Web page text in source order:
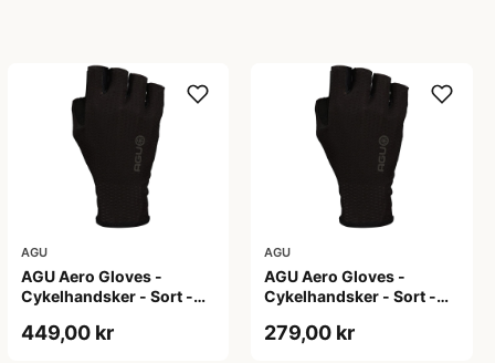
AGU
AGU Aero Gloves -
Cykelhandsker - Sort -
449,00 kr
AGU
AGU Aero Gloves -
Cykelhandsker - Sort -
279,00 kr